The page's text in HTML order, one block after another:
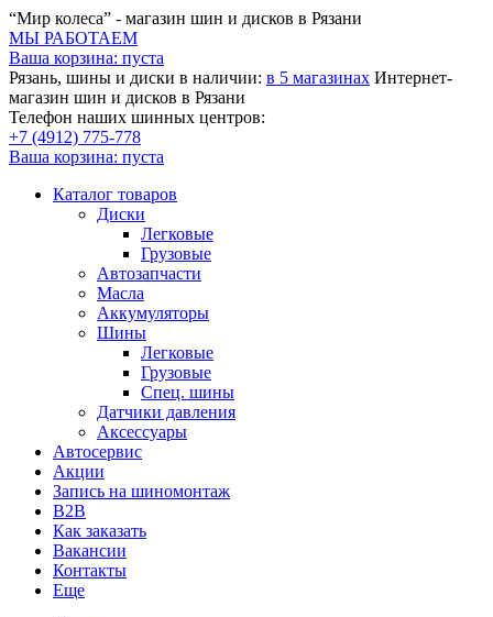
“Мир колеса” - магазин шин и дисков в Рязани
МЫ РАБОТАЕМ
Ваша корзина: пуста
Рязань, шины и диски в наличии: в 5 магазинах Интернет-
магазин шин и дисков в Рязани
Телефон наших шинных центров:
+7 (4912) 775-778
Ваша корзина: пуста
Каталог товаров
Диски
Легковые
Грузовые
Автозапчасти
Масла
Аккумуляторы
Шины
Легковые
Грузовые
Спец. шины
Датчики давления
Аксессуары
Автосервис
Акции
Запись на шиномонтаж
B2B
Как заказать
Вакансии
Контакты
Еще